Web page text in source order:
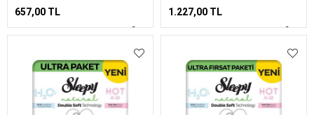
657,00 TL 1.227,00 TL